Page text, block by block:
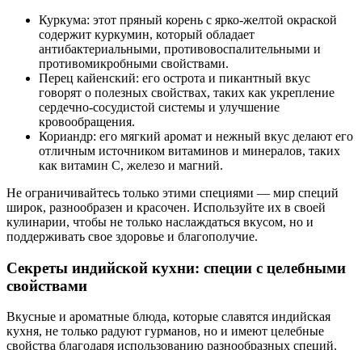
Куркума: этот пряный корень с ярко-желтой окраской
содержит куркумин, который обладает
антибактериальными, противовоспалительными и
противомикробными свойствами.
Перец кайенский: его острота и пикантный вкус
говорят о полезных свойствах, таких как укрепление
сердечно-сосудистой системы и улучшение
кровообращения.
Кориандр: его мягкий аромат и нежный вкус делают его
отличным источником витаминов и минералов, таких
как витамин С, железо и магний.
Не ограничивайтесь только этими специями — мир специй
широк, разнообразен и красочен. Используйте их в своей
кулинарии, чтобы не только наслаждаться вкусом, но и
поддерживать свое здоровье и благополучие.
Секреты индийской кухни: специи с целебными
свойствами
Вкусные и ароматные блюда, которые славятся индийская
кухня, не только радуют гурманов, но и имеют целебные
свойства благодаря использованию разнообразных специй.